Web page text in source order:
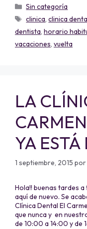
Sin categoría
clinica,clinica
dentista, horario
vacaciones, vuelta
LA
YA
1 septiembre, 2015 por
Hola!! buenas tardes
aquí de nuevo. Se
Clínica Dental El
que nunca y en
de 10:00 a 14:00 y de